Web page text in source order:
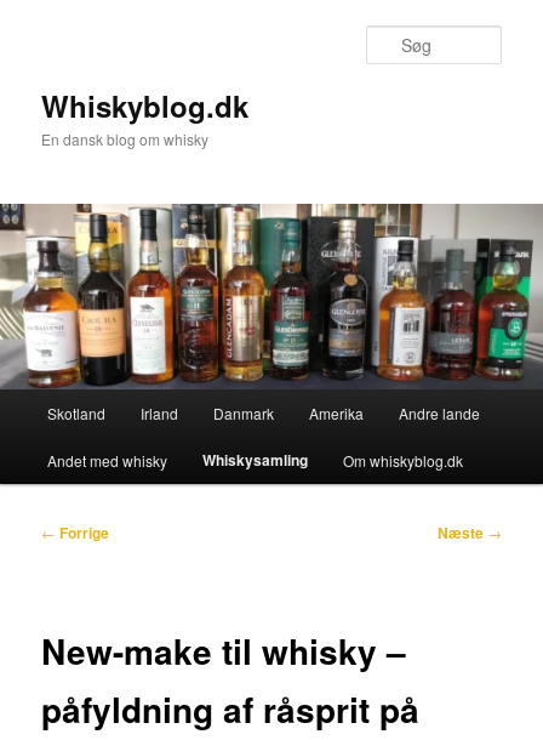
Whiskyblog.dk
En dansk blog om whisky
Skotland Irland Danmark Amerika Andre lande
Andet med whisky Whiskysamling Om whiskyblog.dk
Indlægsnavigation
← Forrige Næste →
New-make til whisky –
påfyldning af råsprit på